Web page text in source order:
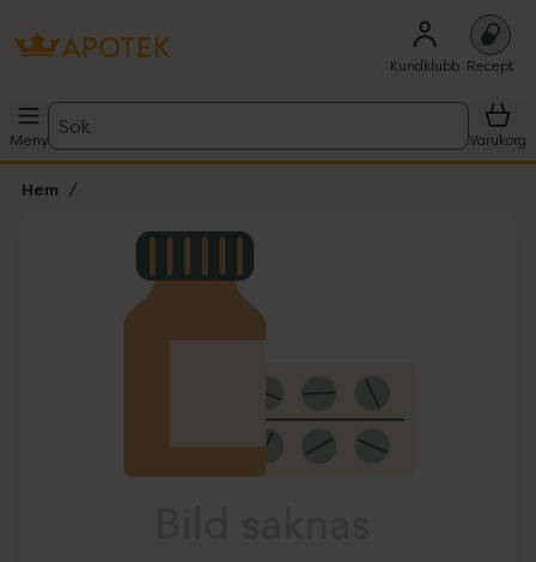
Kundklubb Recept
Meny
Sök
Varukorg
Hem
Lista: . Innehåller 1 objekt.